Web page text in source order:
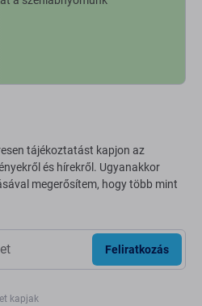
tájékoztatást kapjon az
és hírekről. Ugyanakkor
megerősítem, hogy több mint
Feliratkozás
kapjak